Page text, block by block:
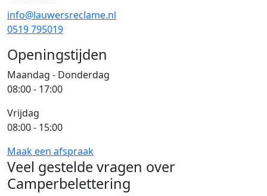
info@lauwersreclame.nl
0519 795019
Openingstijden
Maandag - Donderdag
08:00 - 17:00
Vrijdag
08:00 - 15:00
Maak een afspraak
Veel gestelde vragen over
Camperbelettering